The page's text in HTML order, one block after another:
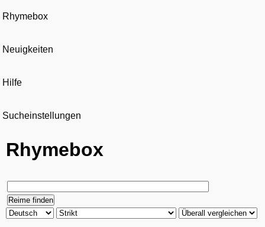
Rhymebox
Neuigkeiten
Hilfe
Sucheinstellungen
Rhymebox